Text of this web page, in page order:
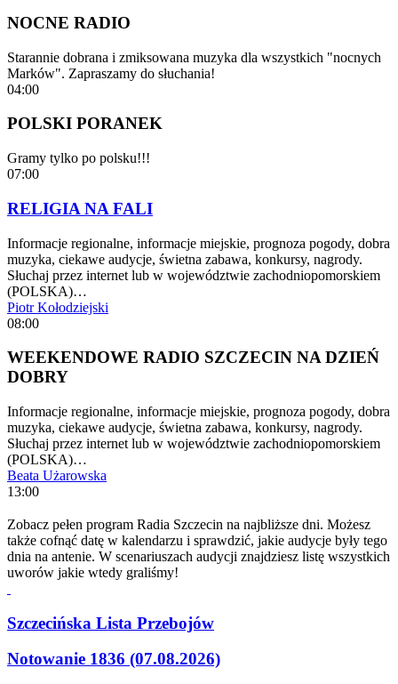
NOCNE RADIO
Starannie dobrana i zmiksowana muzyka dla wszystkich "nocnych
Marków". Zapraszamy do słuchania!
04:00
POLSKI PORANEK
Gramy tylko po polsku!!!
07:00
RELIGIA NA FALI
Informacje regionalne, informacje miejskie, prognoza pogody, dobra
muzyka, ciekawe audycje, świetna zabawa, konkursy, nagrody.
Słuchaj przez internet lub w województwie zachodniopomorskiem
(POLSKA)…
Piotr Kołodziejski
08:00
WEEKENDOWE RADIO SZCZECIN NA DZIEŃ
DOBRY
Informacje regionalne, informacje miejskie, prognoza pogody, dobra
muzyka, ciekawe audycje, świetna zabawa, konkursy, nagrody.
Słuchaj przez internet lub w województwie zachodniopomorskiem
(POLSKA)…
Beata Użarowska
13:00
Zobacz pełen program Radia Szczecin na najbliższe dni. Możesz
także cofnąć datę w kalendarzu i sprawdzić, jakie audycje były tego
dnia na antenie. W scenariuszach audycji znajdziesz listę wszystkich
uworów jakie wtedy graliśmy!
Szczecińska Lista Przebojów
Notowanie 1836 (07.08.2026)